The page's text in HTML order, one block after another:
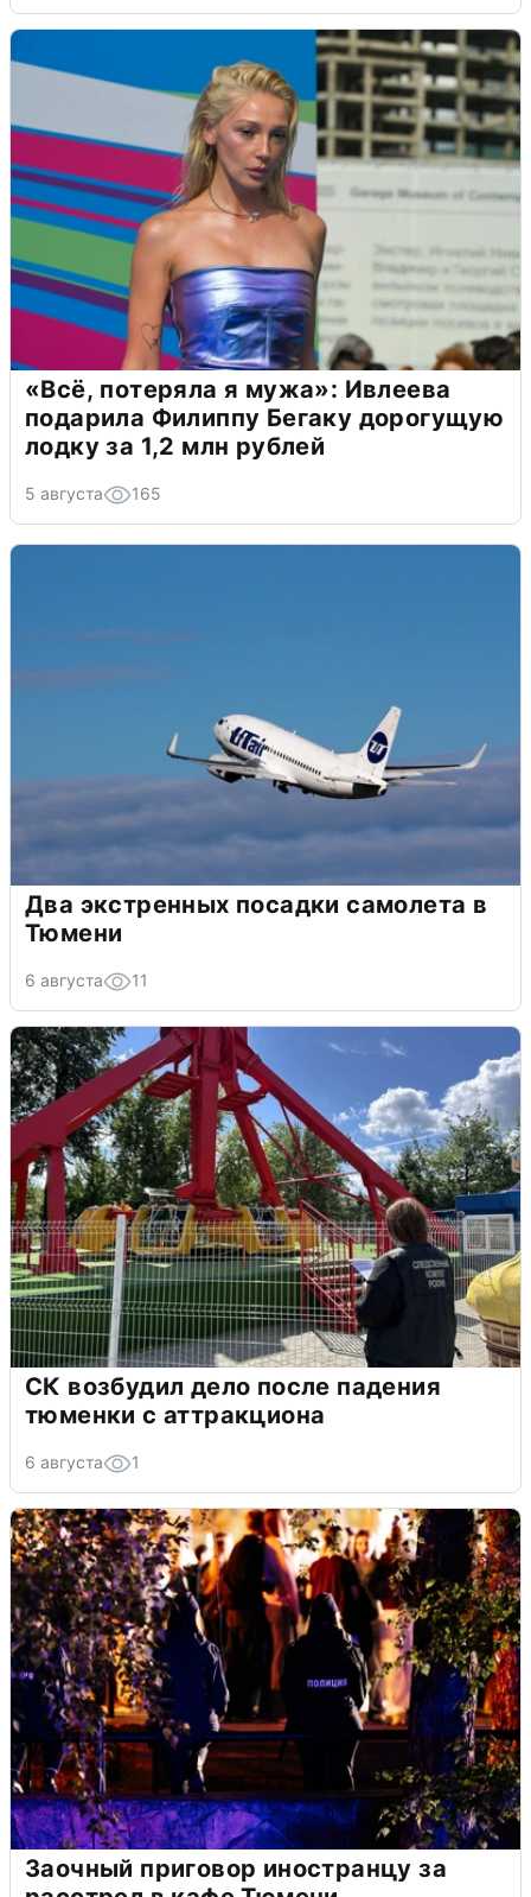
«Всё, потеряла я мужа»: Ивлеева
подарила Филиппу Бегаку дорогущую
лодку за 1,2 млн рублей
5 августа 165
Два экстренных посадки самолета в
Тюмени
6 августа 11
СК возбудил дело после падения
тюменки с аттракциона
6 августа 1
Заочный приговор иностранцу за